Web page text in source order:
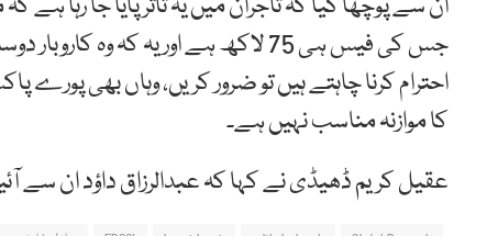
جس کی فیس ہی 75 لاکھ ہے اور یہ کہ
احترام کرنا چاہتے ہیں تو ضرور کریں، وہاں بھی پورے
کا موازنہ مناسب نہیں ہے۔
عقیل کریم ڈھیڈی نے کہا کہ عبدالرزاق داؤد ان سے